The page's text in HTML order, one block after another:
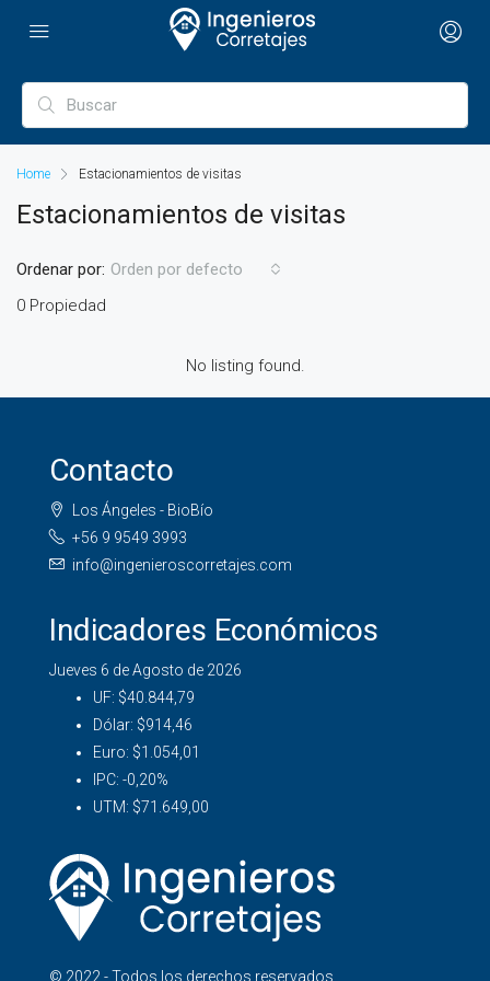
Home Estacionamientos de visitas
Estacionamientos de visitas
0 Propiedad
Ordenar por: Orden por defecto
No listing found.
Contacto
Los Ángeles - BioBío
+56 9 9549 3993
info@ingenieroscorretajes.com
Indicadores Económicos
Jueves 6 de Agosto de 2026
UF: $40.844,79
Dólar: $914,46
Euro: $1.054,01
IPC: -0,20%
UTM: $71.649,00
© 2022 - Todos los derechos reservados.